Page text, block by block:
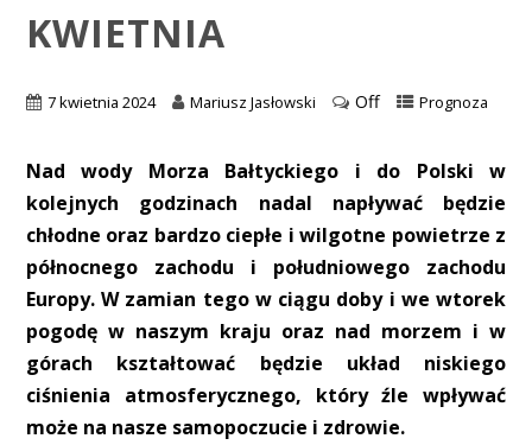
KWIETNIA
7 kwietnia 2024 Mariusz Jasłowski Off Prognoza
Nad wody Morza Bałtyckiego i do Polski w
kolejnych godzinach nadal napływać będzie
chłodne oraz bardzo ciepłe i wilgotne powietrze z
północnego zachodu i południowego zachodu
Europy. W zamian tego w ciągu doby i we wtorek
pogodę w naszym kraju oraz nad morzem i w
górach kształtować będzie układ niskiego
ciśnienia atmosferycznego, który źle wpływać
może na nasze samopoczucie i zdrowie.